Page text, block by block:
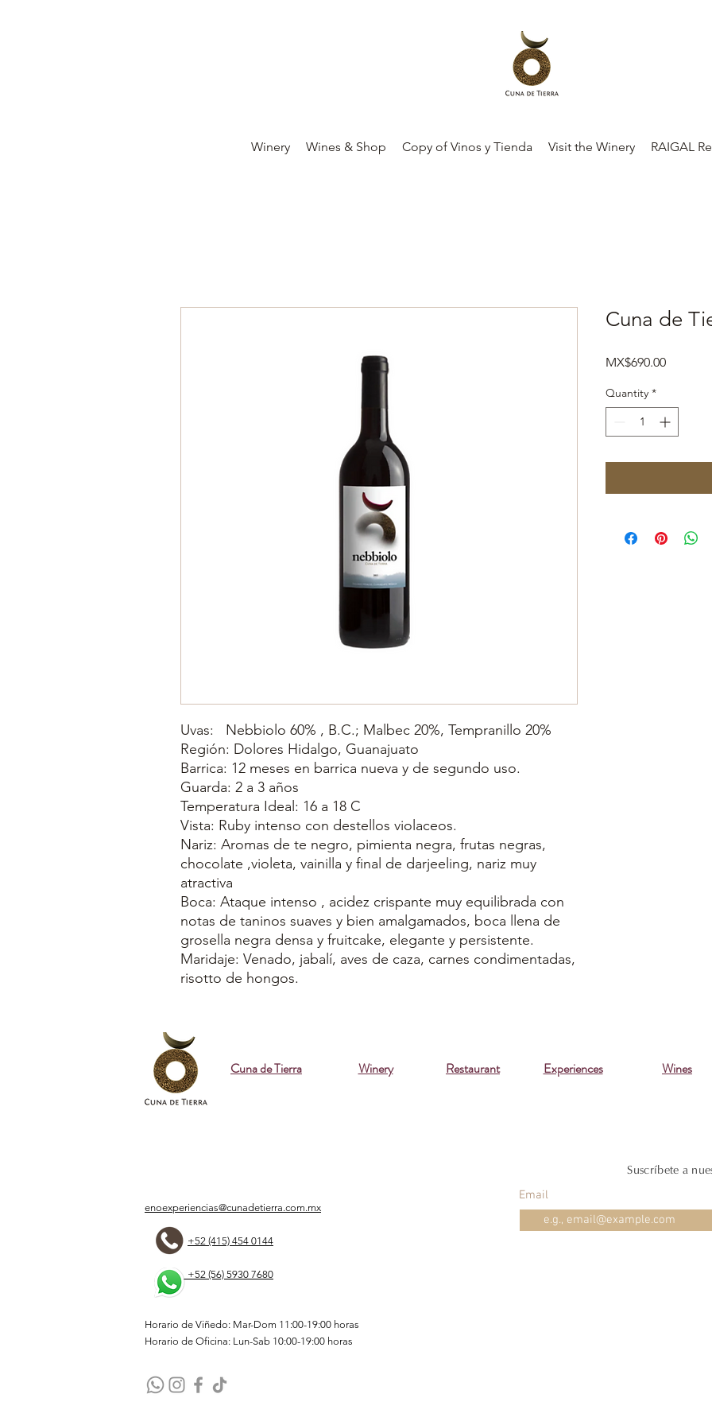
Winery Wines & Shop Copy of Vinos y Tienda Visit the Winery RAIGAL
Uvas: Nebbiolo 60% , B.C.; Malbec 20%, Tempranillo 20%
Región: Dolores Hidalgo, Guanajuato
Barrica: 12 meses en barrica nueva y de segundo uso.
Guarda: 2 a 3 años
Temperatura Ideal: 16 a 18 C
Vista: Ruby intenso con destellos violaceos.
Nariz: Aromas de te negro, pimienta negra, frutas negras,
chocolate ,violeta, vainilla y final de darjeeling, nariz muy
atractiva
Boca: Ataque intenso , acidez crispante muy equilibrada con
notas de taninos suaves y bien amalgamados, boca llena de
grosella negra densa y fruitcake, elegante y persistente.
Maridaje: Venado, jabalí, aves de caza, carnes condimentadas,
risotto de hongos.
Cuna de
MX$690.00Price
Quantity *
Cuna de Tierra Winery Restaurant Experiences Wines
enoexperiencias@cunadetierra.com.mx
+52 (415) 454 0144
+52 (56) 5930 7680
Horario de Viñedo: Mar-Dom 11:00-19:00 horas
Horario de Oficina: Lun-Sab 10:00-19:00 horas
Suscríbete a
Email